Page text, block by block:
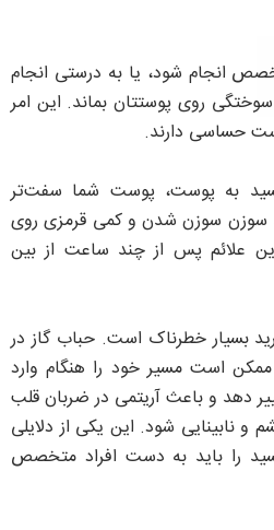
انجام شود، یا به درستی انجام
روی پوستتان بماند. این امر
حساسی دارند.
به پوست، پوست شما سفت‌تر
سوزن شدن و کمی قرمزی روی
علائم پس از چند ساعت از بین
بسیار خطرناک است. حباب گاز در
است مسیر خود را هنگام وارد
دهد و باعث آریتمی در ضربان قلب
نابینایی شود. این یکی از دلایلی
را باید به دست افراد متخصص